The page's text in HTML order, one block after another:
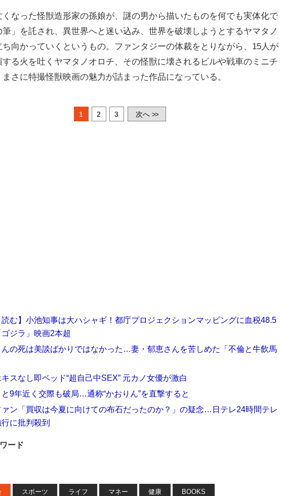
なった怪獣造形家の孫娘が、謎の男から描いたものを何でも実体化で
筆」を託され、異世界へと迷い込み、世界を破壊しようとするヤマタノ
ち向かっていくというもの。ファンタジーの体裁をとりながら、15人が
する火を吐くヤマタノオロチ、その怪獣に壊されるビルや戦車のミニチ
まさに特撮怪獣映画の魅力が詰まった作品になっている。
1 2 3 次へ >>
読む】小池知事は大ハシャギ！都庁プロジェクションマッピングに血税48.5
ジラ」映画2本超
の死は美談ばかりではなかった…妻・郁恵さんを苦しめた「不倫と牛飲馬
スなし即ベッド“超自己中SEX” 元カノ女優が激白
9年近く交際も破局…通称“かおりん”を直撃すると
ァン「買収は今夏に向けての布石だったのか？」の疑念…日テレ24時間テレ
に批判殺到
ード
スポーツ ライフ マネー 健康 BOOKS